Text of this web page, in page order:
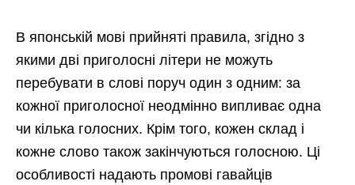
В японській мові прийняті правила, згідно з
якими дві приголосні літери не можуть
перебувати в слові поруч один з одним: за
кожної приголосної неодмінно випливає одна
чи кілька голосних. Крім того, кожен склад і
кожне слово також закінчуються голосною. Ці
особливості надають промові гавайців